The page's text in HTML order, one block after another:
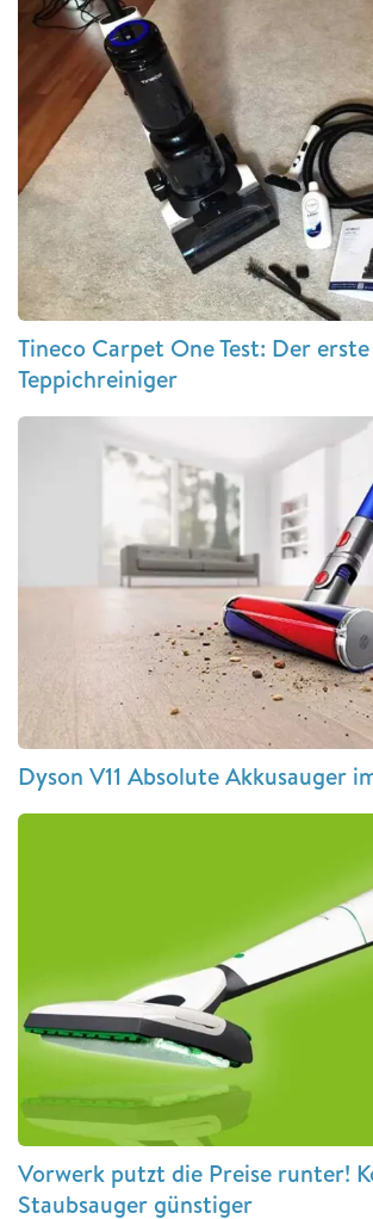
Tineco Carpet One Test: Der
Teppichreiniger
Dyson V11 Absolute Akkusauger
Vorwerk putzt die Preise runter!
Staubsauger günstiger